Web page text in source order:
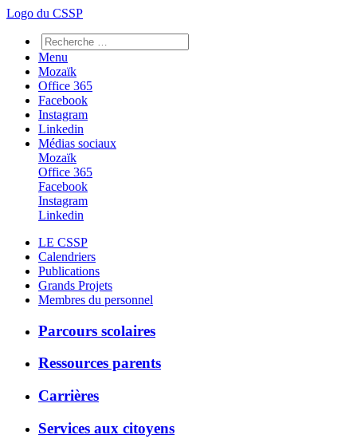
Logo du CSSP
Menu
Mozaïk
Office 365
Facebook
Instagram
Linkedin
Médias sociaux
Mozaïk
Office 365
Facebook
Instagram
Linkedin
LE CSSP
Calendriers
Publications
Grands Projets
Membres du personnel
Parcours scolaires
Ressources parents
Carrières
Services aux citoyens